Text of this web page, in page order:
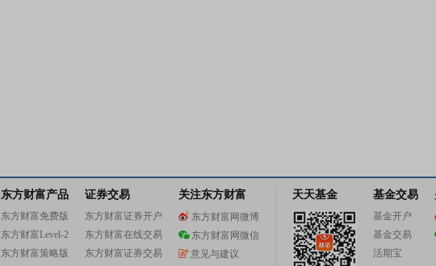
东方财富产品
东方财富免费版
东方财富Level-2
东方财富策略版
证券交易
东方财富证券开户
东方财富在线交易
东方财富证券交易
关注东方财富
东方财富网微博
东方财富网微信
意见与建议
天天基金 基金交易
基金开户
基金交易
活期宝